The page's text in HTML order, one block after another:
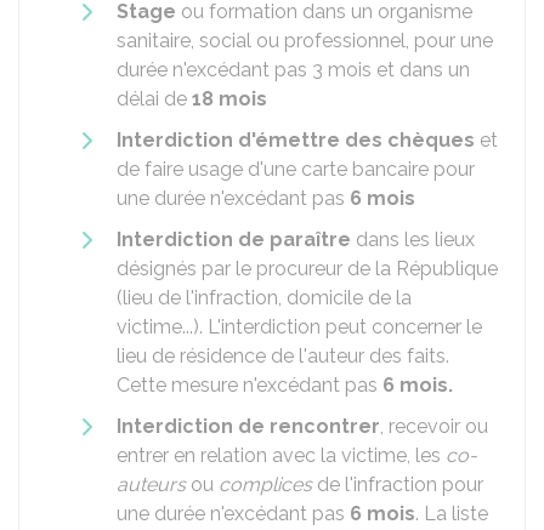
Stage ou formation dans un organisme
sanitaire, social ou professionnel, pour une
durée n'excédant pas 3 mois et dans un
délai de 18 mois
Interdiction d'émettre des chèques et
de faire usage d'une carte bancaire pour
une durée n'excédant pas 6 mois
Interdiction de paraître dans les lieux
désignés par le procureur de la République
(lieu de l'infraction, domicile de la
victime...). L'interdiction peut concerner le
lieu de résidence de l'auteur des faits.
Cette mesure n'excédant pas 6 mois.
Interdiction de rencontrer, recevoir ou
entrer en relation avec la victime, les co-
auteursou complicesde l'infraction pour
une durée n'excédant pas 6 mois. La liste